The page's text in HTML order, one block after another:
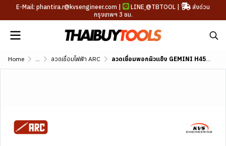
E-Mail: phantira.r@kvsengineer.com | LINE @TBTOOL |
ส่งด่วน
กรุงเทพฯ 3 ชม.
Home ... ลวดเชื่อมไฟฟ้า ARC ลวดเชื่อมพอกผิวแข็ง GEMINI H450R DIN 8555 E1-UM-450